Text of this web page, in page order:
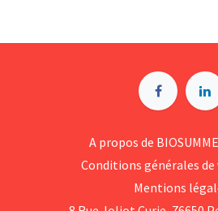
A p​ropos de
Conditions générales d​e
Mentions